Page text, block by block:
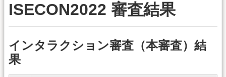
ISECON2022 審査結果
インタラクション審査（本審査）結
果